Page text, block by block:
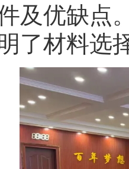
及优缺点
了材料选